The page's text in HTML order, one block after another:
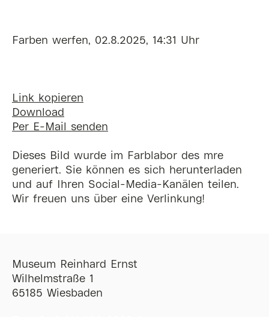
Farben werfen, 02.8.2025, 14:31 Uhr
Link kopieren
Download
Per E-Mail senden
Dieses Bild wurde im Farblabor des mre
generiert. Sie können es sich herunterladen
und auf Ihren Social-Media-Kanälen teilen.
Wir freuen uns über eine Verlinkung!
Museum Reinhard Ernst
Wilhelmstraße 1
65185 Wiesbaden